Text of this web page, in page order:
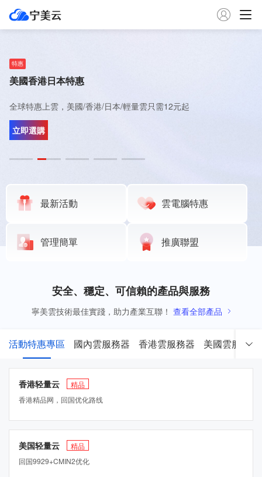

推薦
加入寧美雲官方群
限時開放中，進群後第一時間了解寧美雲最新產品動態
立即加入
特惠
美國香港日本特惠
全球特惠上雲，美國/香港/日本/輕量雲只需12元起
立即選購
推薦
新上日本雲服務器
新上日本500M大帶寬雲主機，搭載AMD性能處理器
立即體驗
限量
德國聯通雲伺服器
9929 精品網，搭載高效能 AMD EPYC 處理器，表現媲美美西機房
立即選購
推薦
金牌新加坡服務器
新加坡 BGP 雲主機 搭載高效能 Gold 金牌 處理器
立即體驗
最新活動 雲電腦特惠
管理簡單 推廣聯盟
安全、穩定、可信賴的產品與服務
寧美雲技術最佳實踐，助力產業互聯！ 查看全部產品
活動特惠專區 國內雲服務器 香港雲服務器 美國雲服務器
香港轻量云
精品
香港精品网，回国优化路线
美国轻量云
精品
回国9929+CMIN2优化